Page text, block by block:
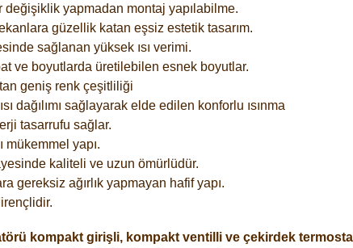
yapmadan montaj yapılabilme.
güzellik katan eşsiz estetik tasarım.
sağlanan yüksek ısı verimi.
ve boyutlarda üretilebilen esnek boyutlar.
geniş renk çeşitliliği
dağılımı sağlayarak elde edilen konforlu ısınma
tasarrufu sağlar.
mükemmel yapı.
kaliteli ve uzun ömürlüdür.
gereksiz ağırlık yapmayan hafif yapı.
kompakt girişli, kompakt ventilli ve çekirdek